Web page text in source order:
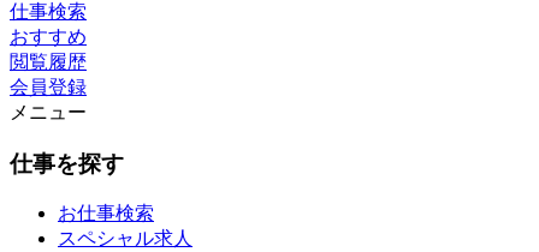
仕事検索
おすすめ
閲覧履歴
会員登録
メニュー
仕事を探す
お仕事検索
スペシャル求人